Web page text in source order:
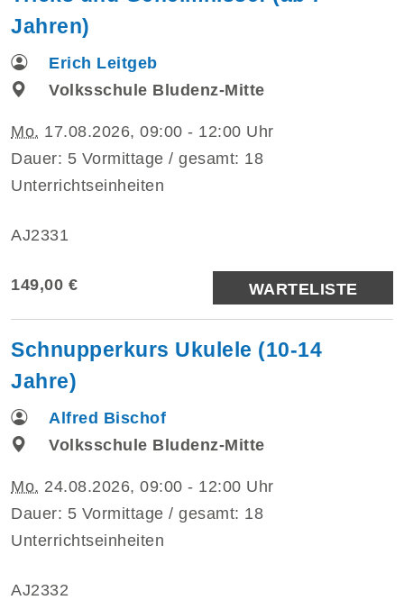
Jahren)
Erich Leitgeb
Volksschule Bludenz-Mitte
Mo. 17.08.2026, 09:00 - 12:00 Uhr
Dauer: 5 Vormittage / gesamt: 18
Unterrichtseinheiten
AJ2331
149,00 € WARTELISTE
Schnupperkurs Ukulele (10-14
Jahre)
Alfred Bischof
Volksschule Bludenz-Mitte
Mo. 24.08.2026, 09:00 - 12:00 Uhr
Dauer: 5 Vormittage / gesamt: 18
Unterrichtseinheiten
AJ2332